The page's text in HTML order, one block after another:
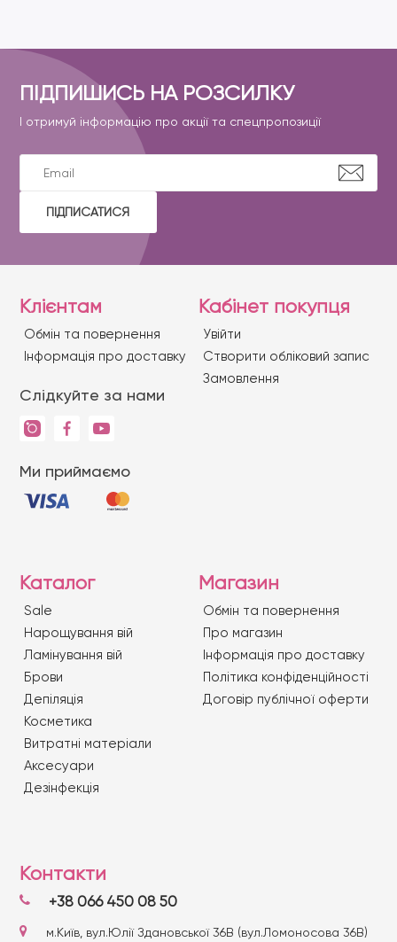
ПІДПИШИСЬ НА РОЗСИЛКУ
І отримуй інформацію про акції та спецпропозиції
ПІДПИСАТИСЯ
Клієнтам
Обмін та повернення
Iнформація про доставку
Слідкуйте за нами
Ми приймаємо
Кабінет покупця
Увійти
Створити обліковий запис
Замовлення
Каталог
Sale
Нарощування вій
Ламінування вій
Брови
Депіляція
Косметика
Витратні матеріали
Аксесуари
Дезінфекція
Магазин
Обмін та повернення
Про магазин
Iнформація про доставку
Політика конфіденційності
Договір публічної оферти
Контакти
+38 066 450 08 50
м.Київ, вул.Юлії Здановської 36В (вул.Ломоносова 36В)